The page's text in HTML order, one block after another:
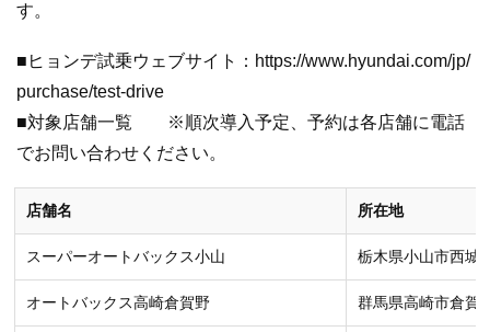
す。
■ヒョンデ試乗ウェブサイト：https://www.hyundai.com/jp/
purchase/test-drive
■対象店舗一覧 ※順次導入予定、予約は各店舗に電話
でお問い合わせください。
店舗名 所在地
スーパーオートバックス小山 栃木県小山市西城
オートバックス高崎倉賀野 群馬県高崎市倉賀